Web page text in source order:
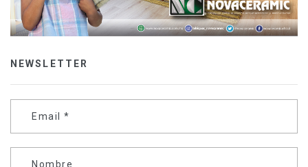
NEWSLETTER
Email *
Nombre